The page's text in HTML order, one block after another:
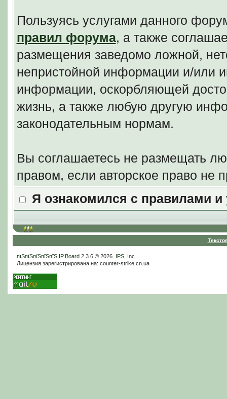
Пользуясь услугами данного
правил форума, а также
размещения заведомо ложной,
непристойной информации и/или
информации, оскорбляющей
жизнь, а также любую другую
законодательным нормам.
Вы соглашаетесь не размещать
правом, если авторское право
Я ознакомился с правилами
пїЅпїЅпїЅпїЅпїЅ IP.Board2.3.6 © 2026 IPS, Inc
Лицензия зарегистрирована на: counter-strike.cn.ua